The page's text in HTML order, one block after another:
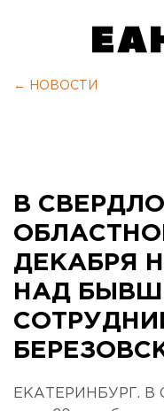
← НОВОСТИ
В
ДЕКАБРЯ
НАД
ЕКАТЕРИНБУРГ. В